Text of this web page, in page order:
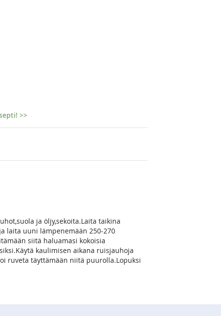
>>
ja öljy,sekoita.Laita taikina
laita uuni lämpenemään 250-270
siitä haluamasi kokoisia
kaulimisen aikana ruisjauhoja
ruveta täyttämään niitä puurolla.Lopuksi